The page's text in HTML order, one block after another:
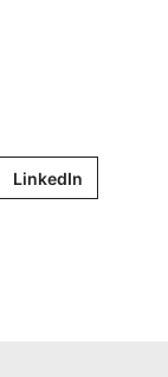
LinkedIn